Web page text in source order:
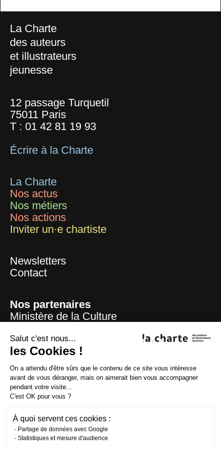
La Charte
des auteurs
et illustrateurs
jeunesse
12 passage Turquetil
75011 Paris
T : 01 42 81 19 93
Écrire à la Charte
La Charte
Nos actus
Nos métiers
Nos actions
Inviter un·e chartiste
Newsletters
Contact
Nos partenaires
Ministère de la Culture
Centre national du livre
La Sofia
La SAIF
CFC
Lire et faire lire
Crédits
Salut c'est nous...
les Cookies !
On a attendu d'être sûrs que le contenu de ce site vous intéresse
avant de vous déranger, mais on aimerait bien vous accompagner
pendant votre visite...
C'est OK pour vous ?
À quoi servent ces cookies :
Partage de données avec Google
Statistiques et mesure d'audience